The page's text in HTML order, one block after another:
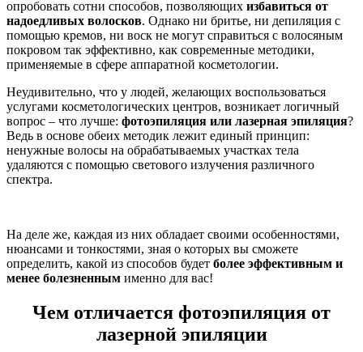
опробовать сотни способов, позволяющих избавиться от
надоедливых волосков. Однако ни бритье, ни депиляция с
помощью кремов, ни воск не могут справиться с волосяным
покровом так эффективно, как современные методики,
применяемые в сфере аппаратной косметологии.
Неудивительно, что у людей, желающих воспользоваться
услугами косметологических центров, возникает логичный
вопрос – что лучше: фотоэпиляция или лазерная эпиляция?
Ведь в основе обеих методик лежит единый принцип:
ненужные волосы на обрабатываемых участках тела
удаляются с помощью светового излучения различного
спектра.
На деле же, каждая из них обладает своими особенностями,
нюансами и тонкостями, зная о которых вы сможете
определить, какой из способов будет более эффективным и
менее болезненным именно для вас!
Чем отличается фотоэпиляция от
лазерной эпиляции